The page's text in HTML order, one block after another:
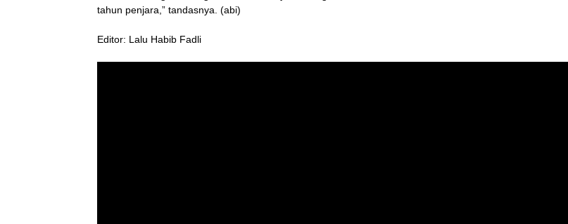
tahun penjara,” tandasnya. (abi)
Editor: Lalu Habib Fadli